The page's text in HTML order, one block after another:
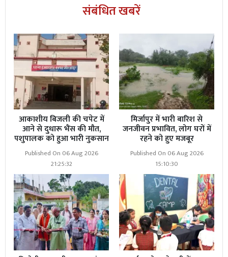
संबंधित खबरें
आकाशीय बिजली की चपेट में
आने से दुधारू भैंस की मौत,
पशुपालक को हुआ भारी नुकसान
Published On 06 Aug 2026
21:25:32
मिर्जापुर में भारी बारिश से
जनजीवन प्रभावित, लोग घरों में
रहने को हुए मजबूर
Published On 06 Aug 2026
15:10:30